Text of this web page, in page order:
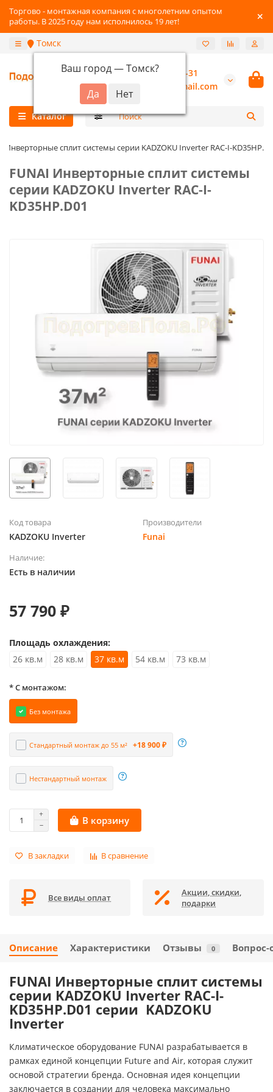
Торгово - монтажная компания с многолетним опытом
работы. В 2025 году нам исполнилось 19 лет!
Томск
Ваш город —Томск?
+7-3822-96-03-31
burannsk@gmail.com
Каталог
Инверторные сплит системы серии KADZOKU Inverter RAC-I-
FUNAI Инверторные сплит системы
серии KADZOKU Inverter RAC-I-
KD35HP.D01
Код товара
KADZOKU Inverter
Производители
Funai
Наличие:
Есть в наличии
57 790 ₽
Площадь охлаждения:
26 кв.м
28 кв.м 37 кв.м 54 кв.м 73 кв.м
* С монтажом:
Без монтажа
Стандартный монтаж до 55 м² +18 900 ₽
Нестандартный монтаж
В корзину
В закладки В сравнение
Все виды оплат
Акции, скидки,
подарки
Описание Характеристики Отзывы 0 Вопрос-
FUNAI Инверторные сплит системы
серии KADZOKU Inverter RAC-I-
KD35HP.D01 серии KADZOKU
Inverter
Климатическое оборудование FUNAI разрабатывается в
рамках единой концепции Future and Air, которая служит
основой стратегии бренда. Основная идея концепции
заключается в создании для человека максимально